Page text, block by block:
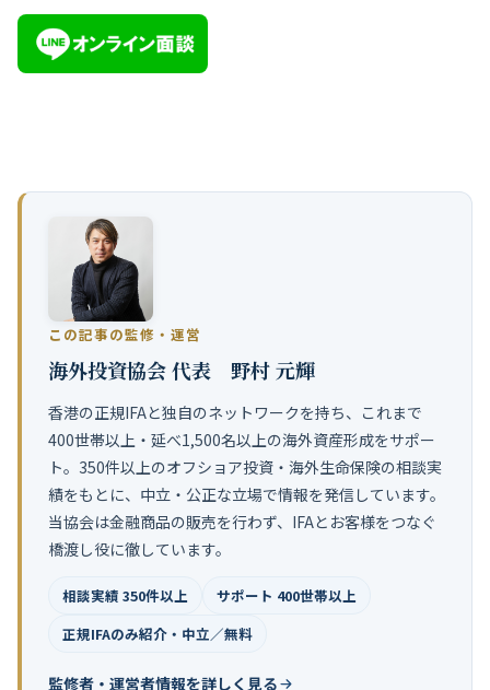
この記事の監修・運営
海外投資協会 代表 野村 元輝
香港の正規IFAと独自のネットワークを持ち、これまで
400世帯以上・延べ1,500名以上の海外資産形成をサポー
ト。350件以上のオフショア投資・海外生命保険の相談実
績をもとに、中立・公正な立場で情報を発信しています。
当協会は金融商品の販売を行わず、IFAとお客様をつなぐ
橋渡し役に徹しています。
相談実績 350件以上
サポート 400世帯以上
正規IFAのみ紹介・中立／無料
監修者・運営者情報を詳しく見る